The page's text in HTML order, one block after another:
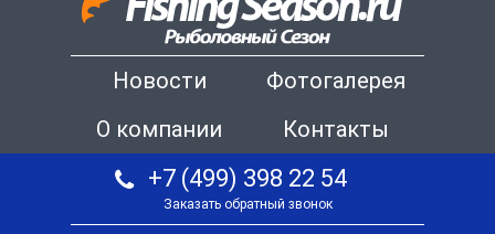
Новости
Фотогалерея
О компании
Контакты
+7 (499) 398 22 54
Заказать обратный звонок